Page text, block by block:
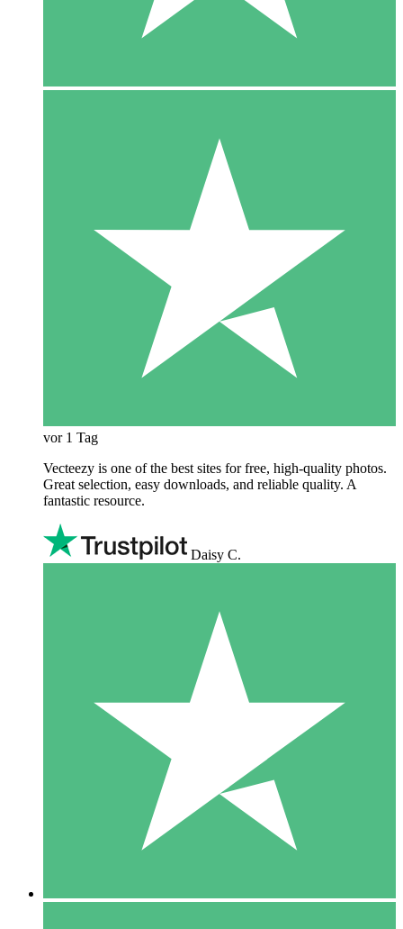
vor 1 Tag
Vecteezy is one of the best sites for free, high‑quality photos.
Great selection, easy downloads, and reliable quality. A
fantastic resource.
Daisy C.